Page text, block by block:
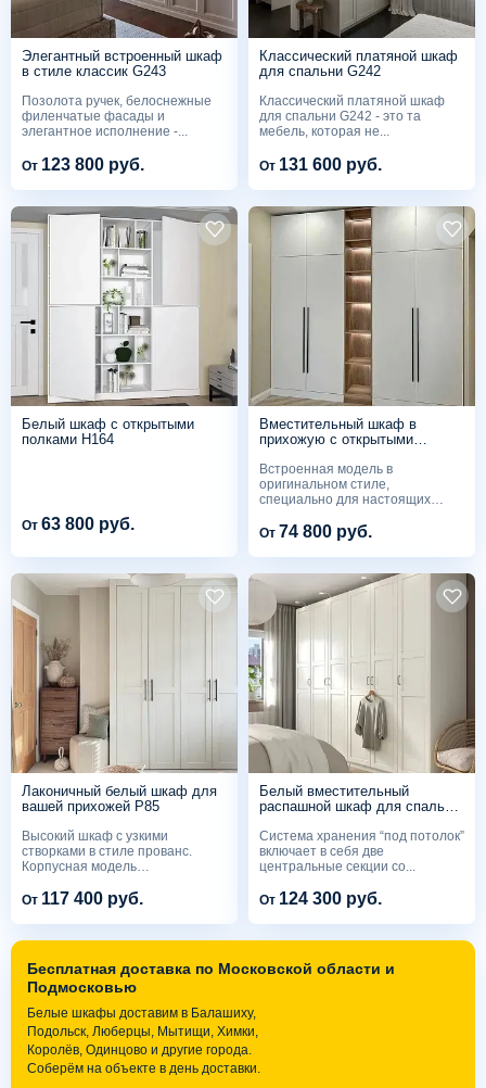
Элегантный встроенный шкаф
в стиле классик G243
Позолота ручек, белоснежные
филенчатые фасады и
элегантное исполнение -...
От 123 800 руб.
Классический платяной шкаф
для спальни G242
Классический платяной шкаф
для спальни G242 - это та
мебель, которая не...
От 131 600 руб.
Белый шкаф с открытыми
полками H164
От 63 800 руб.
Вместительный шкаф в
прихожую с открытыми
Встроенная модель в
оригинальном стиле,
специально для настоящих
От 74 800 руб.
Лаконичный белый шкаф для
вашей прихожей P85
Высокий шкаф с узкими
створками в стиле прованс.
Корпусная модель
От 117 400 руб.
Белый вместительный
распашной шкаф для спальни
Система хранения “под потолок”
включает в себя две
центральные секции со...
От 124 300 руб.
Бесплатная доставка по Московской области и
Подмосковью
Белые шкафы доставим в Балашиху,
Подольск, Люберцы, Мытищи, Химки,
Королёв, Одинцово и другие города.
Соберём на объекте в день доставки.